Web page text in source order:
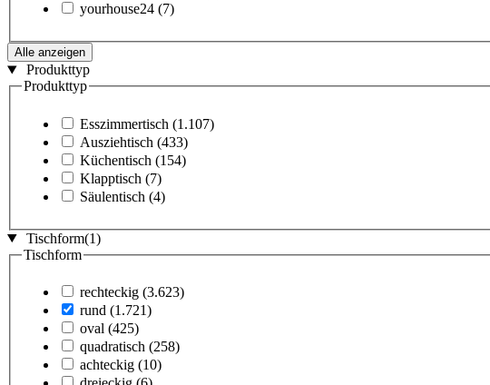
yourhouse24 (7)
Alle anzeigen
Produkttyp
Produkttyp
Esszimmertisch (1.107)
Ausziehtisch (433)
Küchentisch (154)
Klapptisch (7)
Säulentisch (4)
Tischform(1)
Tischform
rechteckig (3.623)
rund (1.721)
oval (425)
quadratisch (258)
achteckig (10)